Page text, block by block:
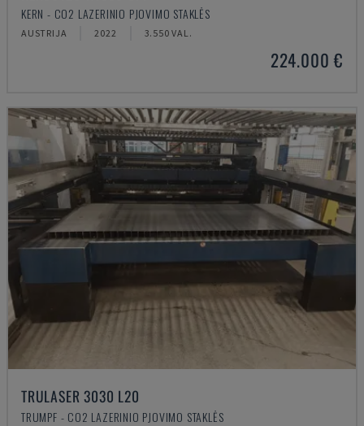
KERN - CO2 LAZERINIO PJOVIMO STAKLĖS
AUSTRIJA 2022 3.550 VAL.
224.000 €
TRULASER 3030 L20
TRUMPF - CO2 LAZERINIO PJOVIMO STAKLĖS